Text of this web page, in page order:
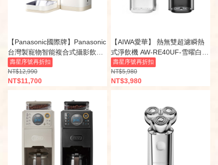
【Panasonic國際牌】Panasonic
台灣製寵物智能複合式攝影飲水
餵食機-CP-JNF04-W
壽星序號再折扣
NT$12,990
NT$11,700
【AIWA愛華】 熱無雙超濾瞬熱
式淨飲機 AW-RE40UF-雪曜白/
墨泉黑
壽星序號再折扣
NT$5,980
NT$3,980